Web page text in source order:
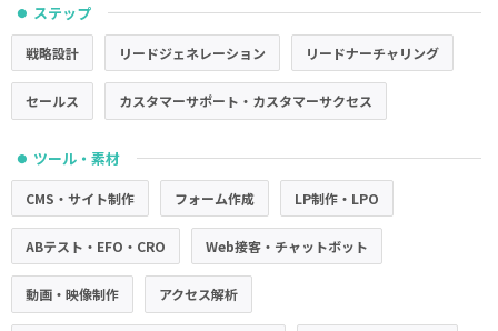
● ステップ
戦略設計 リードジェネレーション リードナーチャリング
セールス カスタマーサポート・カスタマーサクセス
● ツール・素材
CMS・サイト制作 フォーム作成 LP制作・LPO
ABテスト・EFO・CRO Web接客・チャットボット
動画・映像制作 アクセス解析